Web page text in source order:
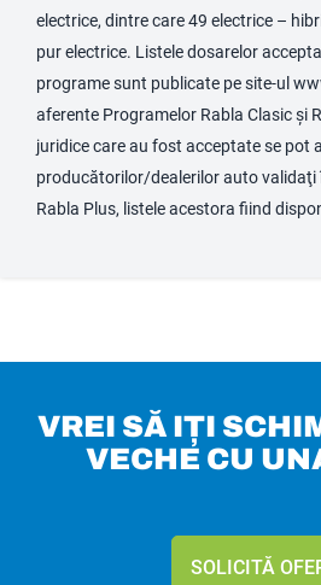
electrice, dintre care 49 electrice –
pur electrice. Listele dosarelor
programe sunt publicate pe site-ul
aferente Programelor Rabla Clasic și
juridice care au fost acceptate se pot
producătorilor/dealerilor auto validaţi
Rabla Plus, listele acestora fiind
VREI SĂ IȚI
VECHE CU
SOLICITĂ